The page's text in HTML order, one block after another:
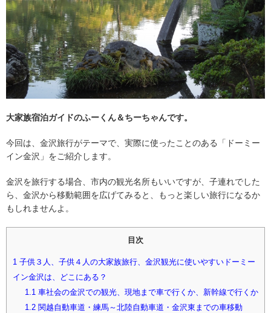
大家族宿泊ガイドのふーくん＆ちーちゃんです。
今回は、金沢旅行がテーマで、実際に使ったことのある「ドーミー
イン金沢」をご紹介します。
金沢を旅行する場合、市内の観光名所もいいですが、子連れでした
ら、金沢から移動範囲を広げてみると、もっと楽しい旅行になるか
もしれませんよ。
目次
1 子供３人、子供４人の大家族旅行、金沢観光に使いやすいドーミー
イン金沢は、どこにある？
1.1車社会の金沢での観光、現地まで車で行くか、新幹線で行くか
1.2関越自動車道・練馬～北陸自動車道・金沢東までの車移動